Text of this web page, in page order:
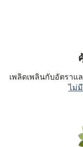
เพลิดเพลินกับอัตราแ
ไม่